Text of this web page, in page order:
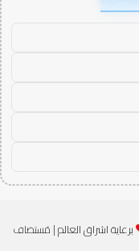
برعاية اشراق العالم| مُستضاف